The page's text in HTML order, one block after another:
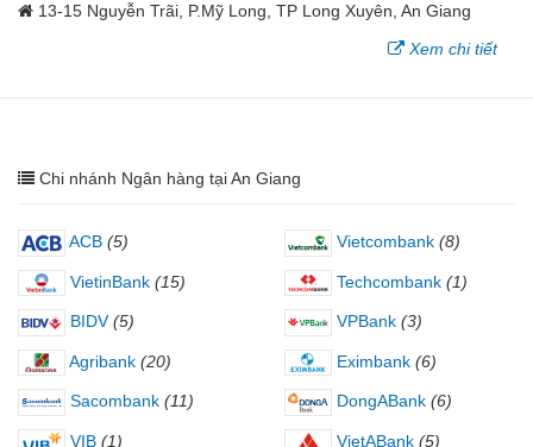
13-15 Nguyễn Trãi, P.Mỹ Long, TP Long Xuyên, An Giang
Xem chi tiết
Chi nhánh Ngân hàng tại An Giang
ACB (5) Vietcombank (8)
VietinBank (15) Techcombank (1)
BIDV (5) VPBank (3)
Agribank (20) Eximbank (6)
Sacombank (11) DongABank (6)
VIB (1) VietABank (5)